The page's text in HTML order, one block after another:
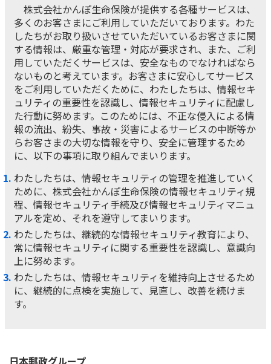
ご契約者さま
マイページログイン
入院保険金・手術保険金のご請求
お手続き一覧
きっかけ・できごとから探す
マイページでできること
新規登録
保険をご検討中のお客さま
保険をご検討中のお客さま
終身保険
養老保険
学資保険
長寿支援保険
お見積りシミュレーション
資料請求
これからのライフイベントでかかる費用とは？
法人のお客さま
【まずはご相談ください】企業経営でお悩みの方はこ
ちら
法人のお客さま向け商品一覧
目的から探す
お役立ち情報
かんぽ生命の団体取扱い
法人向け資料請求
お問い合わせ先
お役立ち情報
かんぽのLifeサポートナビ
保険
医療
お金
子育て
かんぽ生命について
かんぽ生命について
ご挨拶
経営理念・経営戦略
会社概要
財務情報
採用情報
よくあるご質問
お問い合わせ
サステナビリティ
株主・投資家のみなさまへ
採用情報
株式会社かんぽ生命保険が提供する各種サービスは、
多くのお客さまにご利用していただいております。わた
したちがお取り扱いさせていただいているお客さまに関
する情報は、厳重な管理・対応が要求され、また、ご利
用していただくサービスは、安全なものでなければなら
ないものと考えています。お客さまに安心してサービス
をご利用していただくために、わたしたちは、情報セキ
ュリティの重要性を認識し、情報セキュリティに配慮し
た行動に努めます。このためには、不正な侵入による情
報の流出、紛失、事故・災害によるサービスの中断等か
らお客さまの大切な情報を守り、安全に管理するため
に、以下の事項に取り組んでまいります。
わたしたちは、情報セキュリティの管理を推進していく
ために、株式会社かんぽ生命保険の情報セキュリティ規
程、情報セキュリティ手続及び情報セキュリティマニュ
アルを定め、それを遵守してまいります。
わたしたちは、継続的な情報セキュリティ教育により、
常に情報セキュリティに関する重要性を認識し、意識向
上に努めます。
わたしたちは、情報セキュリティを維持向上させるため
に、継続的に点検を実施して、見直し、改善を続けま
す。
日本郵政グループ